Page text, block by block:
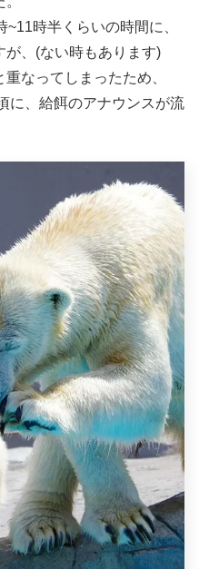
時半くらいの時間に、
が、(ない時もあります)
なってしまったため、
に、給餌のアナウンスが流